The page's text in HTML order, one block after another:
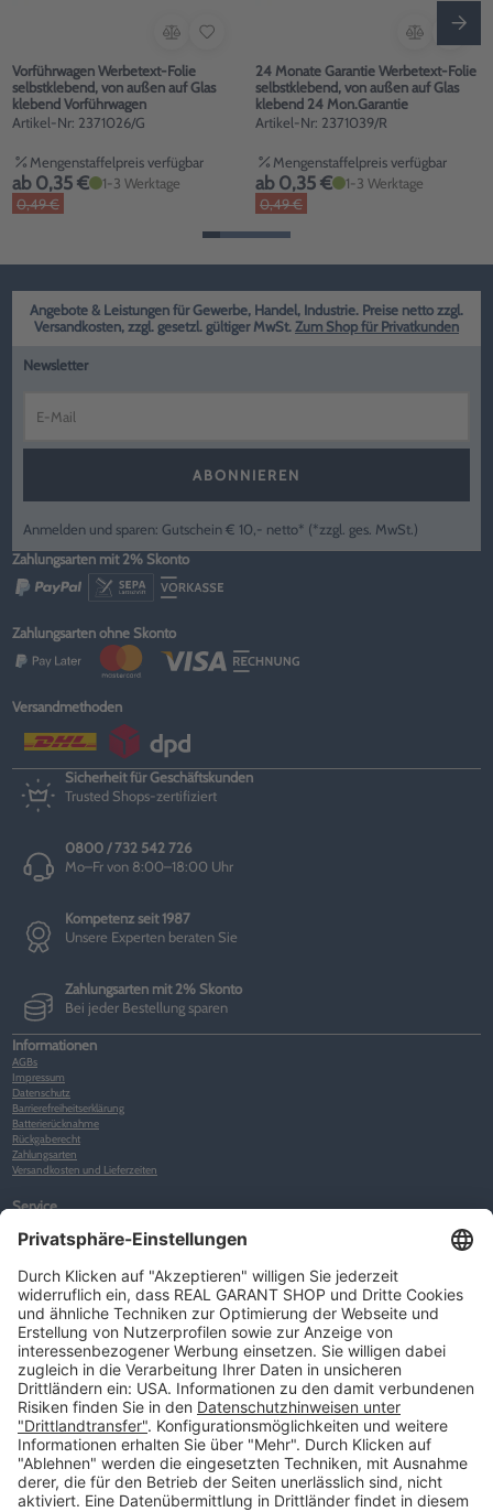
Vorführwagen Werbetext-Folie
selbstklebend, von außen auf Glas
klebend Vorführwagen
Artikel-Nr: 2371026/G
Mengenstaffelpreis verfügbar
ab 0,35 €
1-3 Werktage
0,49 €
24 Monate Garantie Werbetext-Folie
selbstklebend, von außen auf Glas
klebend 24 Mon.Garantie
Artikel-Nr: 2371039/R
Mengenstaffelpreis verfügbar
ab 0,35 €
1-3 Werktage
0,49 €
Angebote & Leistungen für Gewerbe, Handel, Industrie. Preise netto zzgl.
Versandkosten, zzgl. gesetzl. gültiger MwSt. Zum Shop für Privatkunden
Newsletter
ABONNIEREN
Anmelden und sparen: Gutschein € 10,- netto* (*zzgl. ges. MwSt.)
Zahlungsarten mit 2% Skonto
Zahlungsarten ohne Skonto
Versandmethoden
Sicherheit für Geschäftskunden
Trusted Shops-zertifiziert
0800 / 732 542 726
Mo–Fr von 8:00–18:00 Uhr
Kompetenz seit 1987
Unsere Experten beraten Sie
Zahlungsarten mit 2% Skonto
Bei jeder Bestellung sparen
Informationen
AGBs
Impressum
Datenschutz
Barrierefreiheitserklärung
Batterierücknahme
Rückgaberecht
Zahlungsarten
Versandkosten und Lieferzeiten
Service
Warenkorb
Neues Kunden-Konto anlegen
Newsletter
Kontakt
FAQs
Über uns
Kategorien
Betriebsorganisation (52)
Schlüsselorganisation (140)
Reifenorganisation (35)
Werkstattorganisation (166)
Preisauszeichnung und Preisdisplays (35)
Formulare KFZ und Werkstatt (34)
Kennzeichenhalter (49)
KFZ-Verkauf und KFZ-Präsentation (19)
Aussenwerbung (47)